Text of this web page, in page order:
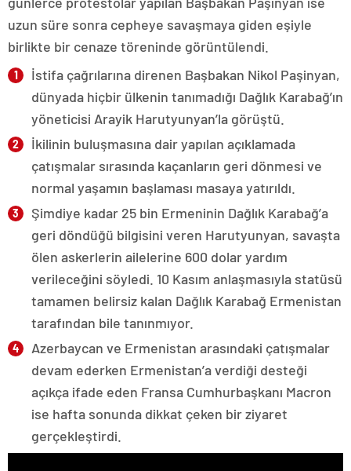
uzun süre sonra cepheye savaşmaya giden eşiyle
birlikte bir cenaze töreninde görüntülendi.
İstifa çağrılarına direnen Başbakan Nikol Paşinyan,
dünyada hiçbir ülkenin tanımadığı Dağlık Karabağ’ın
yöneticisi Arayik Harutyunyan’la görüştü.
İkilinin buluşmasına dair yapılan açıklamada
çatışmalar sırasında kaçanların geri dönmesi ve
normal yaşamın başlaması masaya yatırıldı.
Şimdiye kadar 25 bin Ermeninin Dağlık Karabağ’a
geri döndüğü bilgisini veren Harutyunyan, savaşta
ölen askerlerin ailelerine 600 dolar yardım
verileceğini söyledi. 10 Kasım anlaşmasıyla statüsü
tamamen belirsiz kalan Dağlık Karabağ Ermenistan
tarafından bile tanınmıyor.
Azerbaycan ve Ermenistan arasındaki çatışmalar
devam ederken Ermenistan’a verdiği desteği
açıkça ifade eden Fransa Cumhurbaşkanı Macron
ise hafta sonunda dikkat çeken bir ziyaret
gerçekleştirdi.